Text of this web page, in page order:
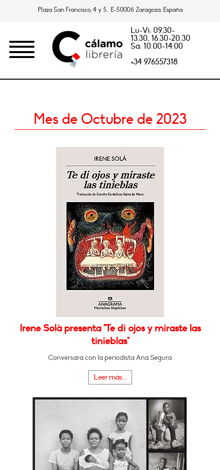
Plaza San Francisco, 4 y 5. E-50006 Zaragoza, España
Lu-Vi: 09.30-
13.30, 16.30-20.30
Sa: 10.00-14.00
+34 976557318
Mes de Octubre de 2023
Irene Solà presenta "Te di ojos y miraste las
tinieblas"
Conversará con la periodista Ana Segura
Leer más...